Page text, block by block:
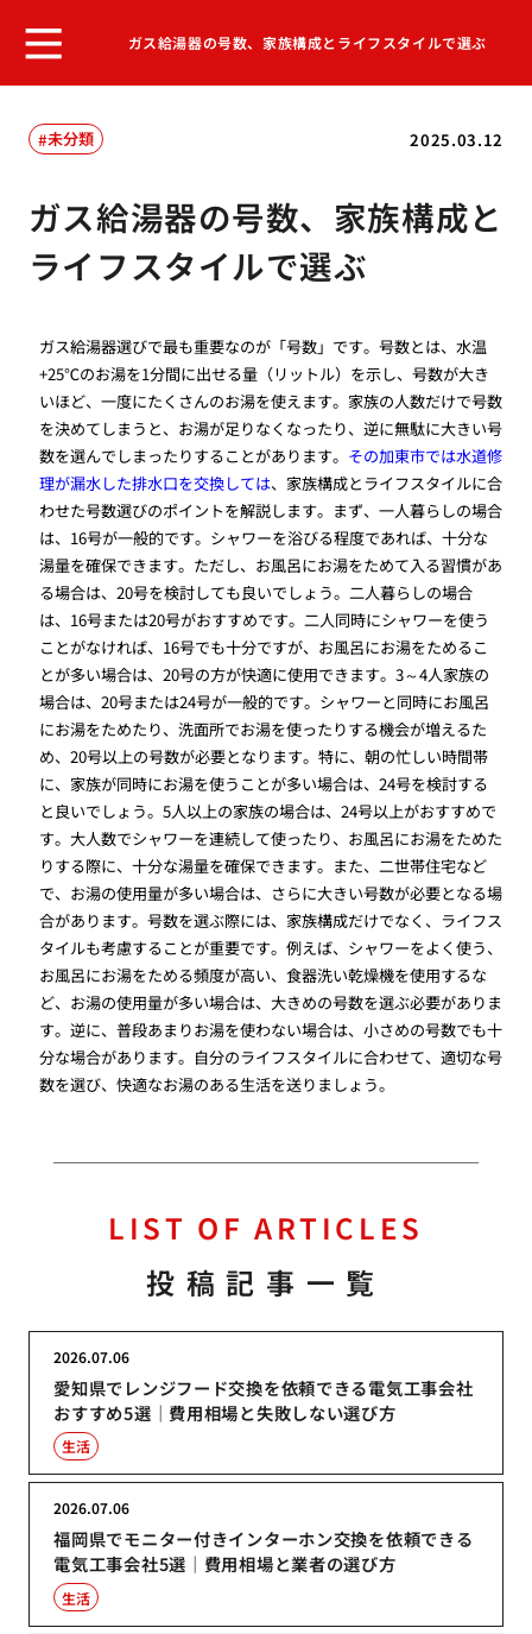
ガス給湯器の号数、家族構成とライフスタイルで選ぶ
2025.03.12
未分類
ガス給湯器の号数、家族構成と
ライフスタイルで選ぶ
ガス給湯器選びで最も重要なのが「号数」です。号数とは、水温
+25℃のお湯を1分間に出せる量（リットル）を示し、号数が大き
いほど、一度にたくさんのお湯を使えます。家族の人数だけで号数
を決めてしまうと、お湯が足りなくなったり、逆に無駄に大きい号
数を選んでしまったりすることがあります。 その加東市では水道修
理が漏水した排水口を交換しては、家族構成とライフスタイルに合
わせた号数選びのポイントを解説します。まず、一人暮らしの場合
は、16号が一般的です。シャワーを浴びる程度であれば、十分な
湯量を確保できます。ただし、お風呂にお湯をためて入る習慣があ
る場合は、20号を検討しても良いでしょう。二人暮らしの場合
は、16号または20号がおすすめです。二人同時にシャワーを使う
ことがなければ、16号でも十分ですが、お風呂にお湯をためるこ
とが多い場合は、20号の方が快適に使用できます。3～4人家族の
場合は、20号または24号が一般的です。シャワーと同時にお風呂
にお湯をためたり、洗面所でお湯を使ったりする機会が増えるた
め、20号以上の号数が必要となります。特に、朝の忙しい時間帯
に、家族が同時にお湯を使うことが多い場合は、24号を検討する
と良いでしょう。5人以上の家族の場合は、24号以上がおすすめで
す。大人数でシャワーを連続して使ったり、お風呂にお湯をためた
りする際に、十分な湯量を確保できます。また、二世帯住宅など
で、お湯の使用量が多い場合は、さらに大きい号数が必要となる場
合があります。号数を選ぶ際には、家族構成だけでなく、ライフス
タイルも考慮することが重要です。例えば、シャワーをよく使う、
お風呂にお湯をためる頻度が高い、食器洗い乾燥機を使用するな
ど、お湯の使用量が多い場合は、大きめの号数を選ぶ必要がありま
す。逆に、普段あまりお湯を使わない場合は、小さめの号数でも十
分な場合があります。自分のライフスタイルに合わせて、適切な号
数を選び、快適なお湯のある生活を送りましょう。
LIST OF ARTICLES
投稿記事一覧
愛知県でレンジフード交換を依頼できる電気工事会社
おすすめ5選｜費用相場と失敗しない選び方
2026.07.06
生活
福岡県でモニター付きインターホン交換を依頼できる
電気工事会社5選｜費用相場と業者の選び方
2026.07.06
生活